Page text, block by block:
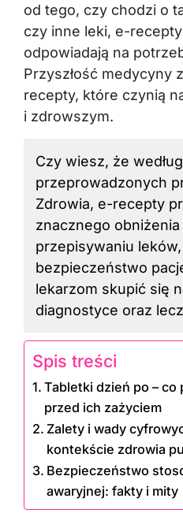
od tego, czy chodzi o
czy inne leki, e-
odpowiadają na
Przyszłość medycyny
recepty, które czynią
i zdrowszym.
Czy wiesz, że
przeprowadzonych
Zdrowia, e-recepty
znacznego obniżenia
przepisywaniu
bezpieczeństwo
lekarzom skupić się
diagnostyce oraz
Spis treści
Tabletki dzień po –
przed ich zażyciem
Zalety i wady
kontekście zdrowia
Bezpieczeństwo
awaryjnej: fakty i mity